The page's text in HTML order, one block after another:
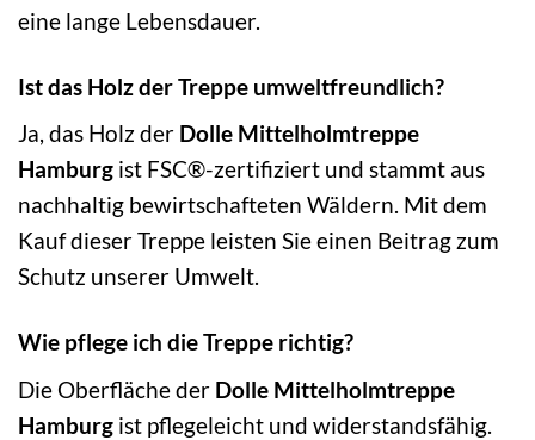
eine lange Lebensdauer.
Ist das Holz der Treppe umweltfreundlich?
Ja, das Holz der Dolle Mittelholmtreppe
Hamburg ist FSC®-zertifiziert und stammt aus
nachhaltig bewirtschafteten Wäldern. Mit dem
Kauf dieser Treppe leisten Sie einen Beitrag zum
Schutz unserer Umwelt.
Wie pflege ich die Treppe richtig?
Die Oberfläche der Dolle Mittelholmtreppe
Hamburg ist pflegeleicht und widerstandsfähig.